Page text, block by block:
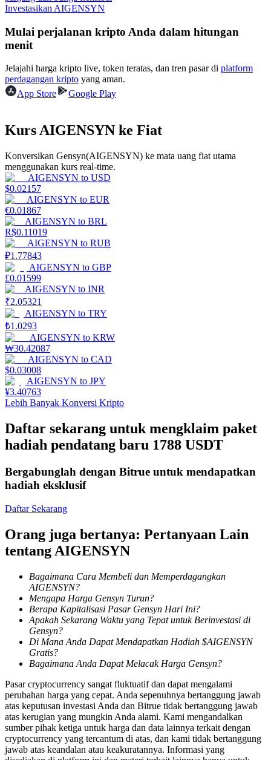
Babi Kekuatan
Mempertaruhkan
Pengembalian tinggi & akses instan
Launchpool
Staking fleksibel untuk mendapatkan token populer
Penguncian BTR
Investasi eksklusif untuk pemegang BTR
Pinjaman
Layanan pinjaman yang didukung Crypto
Investasikan AIGENSYN
Mulai perjalanan kripto Anda dalam hitungan
menit
Jelajahi harga kripto live, token teratas, dan tren pasar di platform
perdagangan kripto yang aman.
App Store
Google Play
Kurs AIGENSYN ke Fiat
Konversikan Gensyn(AIGENSYN) ke mata uang fiat utama
menggunakan kurs real-time.
AIGENSYN to USD
$0.02157
AIGENSYN to EUR
€0.01867
AIGENSYN to BRL
R$0.11019
AIGENSYN to RUB
₽1.77843
AIGENSYN to GBP
£0.01599
AIGENSYN to INR
₹2.05321
AIGENSYN to TRY
₺1.0293
AIGENSYN to KRW
₩30.42087
AIGENSYN to CAD
$0.03008
AIGENSYN to JPY
¥3.40763
Lebih Banyak Konversi Kripto
Daftar sekarang untuk mengklaim paket
hadiah pendatang baru 1788 USDT
Bergabunglah dengan Bitrue untuk mendapatkan
hadiah eksklusif
Daftar Sekarang
Orang juga bertanya: Pertanyaan Lain
tentang AIGENSYN
Bagaimana Cara Membeli dan Memperdagangkan
AIGENSYN?
Mengapa Harga Gensyn Turun?
Berapa Kapitalisasi Pasar Gensyn Hari Ini?
Apakah Sekarang Waktu yang Tepat untuk Berinvestasi di
Gensyn?
Di Mana Anda Dapat Mendapatkan Hadiah $AIGENSYN
Gratis?
Bagaimana Anda Dapat Melacak Harga Gensyn?
Pasar cryptocurrency sangat fluktuatif dan dapat mengalami
perubahan harga yang cepat. Anda sepenuhnya bertanggung jawab
atas keputusan investasi Anda dan Bitrue tidak bertanggung jawab
atas kerugian yang mungkin Anda alami. Kami mengandalkan
sumber pihak ketiga untuk harga dan data lainnya terkait dengan
cryptocurrency yang tercantum di atas, dan kami tidak bertanggung
jawab atas keandalan atau keakuratannya. Informasi yang